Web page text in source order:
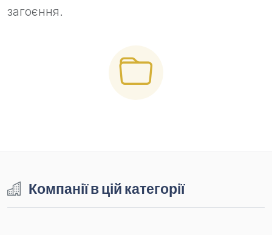
загоєння.
Компанії в цій категорії